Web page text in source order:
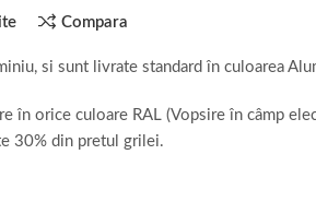
Compara
si sunt livrate standard în culoarea
în orice culoare RAL (Vopsire în câmp
30% din pretul grilei.